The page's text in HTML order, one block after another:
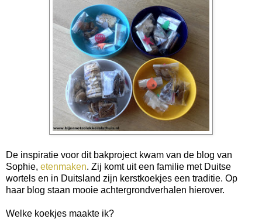
De inspiratie voor dit bakproject kwam van de blog van
Sophie, etenmaken. Zij komt uit een familie met Duitse
wortels en in Duitsland zijn kerstkoekjes een traditie. Op
haar blog staan mooie achtergrondverhalen hierover.
Welke koekjes maakte ik?